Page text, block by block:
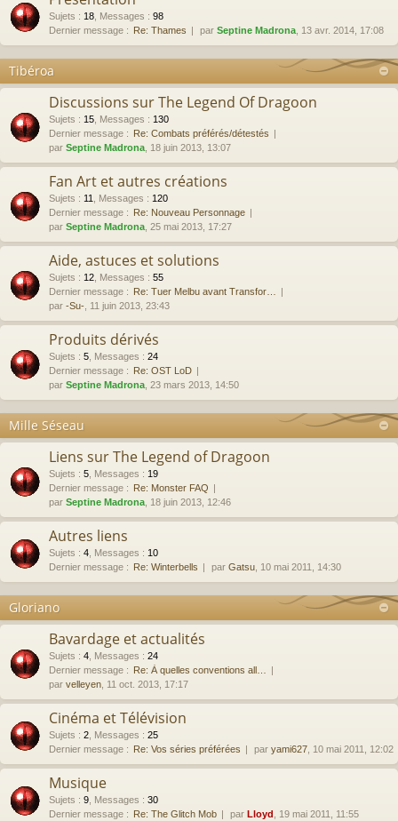
Sujets : 18 Messages : 98
Dernier message : Re: Thames par Septine Madrona , 13 avr. 2014, 17:08
Tibéroa
Discussions sur The Legend Of Dragoon
Sujets : 15 Messages : 130
Dernier message : Re: Combats préférés/détestés
par Septine Madrona , 18 juin 2013, 13:07
Fan Art et autres créations
Sujets : 11 Messages : 120
Dernier message : Re: Nouveau Personnage
par Septine Madrona , 25 mai 2013, 17:27
Aide, astuces et solutions
Sujets : 12 Messages : 55
Dernier message : Re: Tuer Melbu avant Transfor…
par -Su- , 11 juin 2013, 23:43
Produits dérivés
Sujets : 5 Messages : 24
Dernier message : Re: OST LoD
par Septine Madrona , 23 mars 2013, 14:50
Mille Séseau
Liens sur The Legend of Dragoon
Sujets : 5 Messages : 19
Dernier message : Re: Monster FAQ
par Septine Madrona , 18 juin 2013, 12:46
Autres liens
Sujets : 4 Messages : 10
Dernier message : Re: Winterbells par Gatsu , 10 mai 2011, 14:30
Gloriano
Bavardage et actualités
Sujets : 4 Messages : 24
Dernier message : Re: À quelles conventions all…
par velleyen , 11 oct. 2013, 17:17
Cinéma et Télévision
Sujets : 2 Messages : 25
Dernier message : Re: Vos séries préférées par yami627 , 10 mai 2011, 12:02
Musique
Sujets : 9 Messages : 30
Dernier message : Re: The Glitch Mob par Lloyd , 19 mai 2011, 11:55